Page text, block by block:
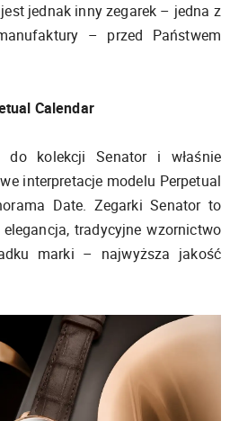
jednak inny zegarek – jedna z
– przed Państwem
Calendar
do kolekcji Senator i właśnie
interpretacje modelu Perpetual
Date. Zegarki Senator to
tradycyjne wzornictwo
marki – najwyższa jakość